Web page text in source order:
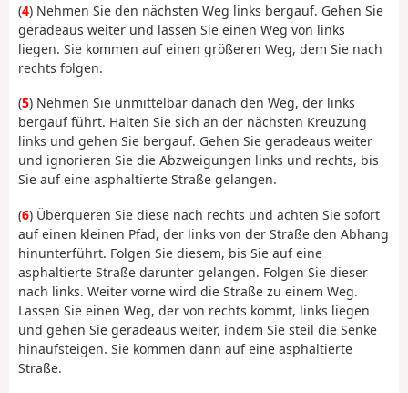
(4) Nehmen Sie den nächsten Weg links bergauf. Gehen Sie
geradeaus weiter und lassen Sie einen Weg von links
liegen. Sie kommen auf einen größeren Weg, dem Sie nach
rechts folgen.
(5) Nehmen Sie unmittelbar danach den Weg, der links
bergauf führt. Halten Sie sich an der nächsten Kreuzung
links und gehen Sie bergauf. Gehen Sie geradeaus weiter
und ignorieren Sie die Abzweigungen links und rechts, bis
Sie auf eine asphaltierte Straße gelangen.
(6) Überqueren Sie diese nach rechts und achten Sie sofort
auf einen kleinen Pfad, der links von der Straße den Abhang
hinunterführt. Folgen Sie diesem, bis Sie auf eine
asphaltierte Straße darunter gelangen. Folgen Sie dieser
nach links. Weiter vorne wird die Straße zu einem Weg.
Lassen Sie einen Weg, der von rechts kommt, links liegen
und gehen Sie geradeaus weiter, indem Sie steil die Senke
hinaufsteigen. Sie kommen dann auf eine asphaltierte
Straße.